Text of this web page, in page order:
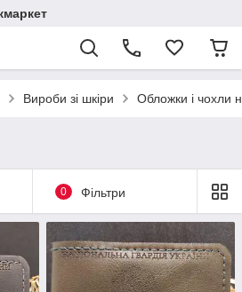
Вироби зі шкіри Обложки і чохли
0 Фільтри